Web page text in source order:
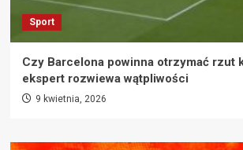
Sport
Czy Barcelona powinna otrzymać rzut
ekspert rozwiewa wątpliwości
9 kwietnia, 2026